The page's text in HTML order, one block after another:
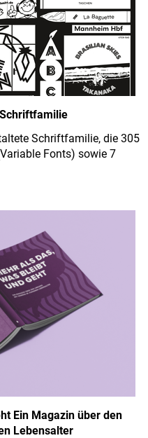
Schriftfamilie, die 305
Fonts) sowie 7
Ein Magazin über den
Lebensalter